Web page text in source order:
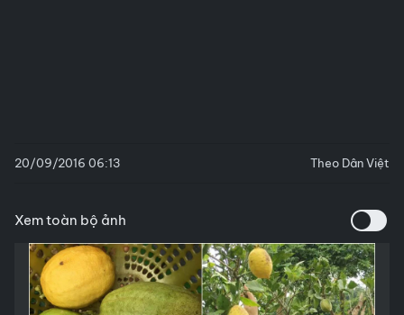
20/09/2016 06:13 Theo Dân Việt
Xem toàn bộ ảnh